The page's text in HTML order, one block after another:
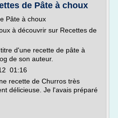
de Pâte à choux
Pâte à choux
à découvrir sur Recettes de
d'une recette de pâte à
de son auteur.
01:16
recette de Churros très
délicieuse. Je l'avais préparé